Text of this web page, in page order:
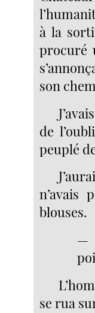
à la
procuré
son
de
peuplé
n’avais
blouses.
—
se rua